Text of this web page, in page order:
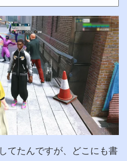
てたんですが、どこにも書